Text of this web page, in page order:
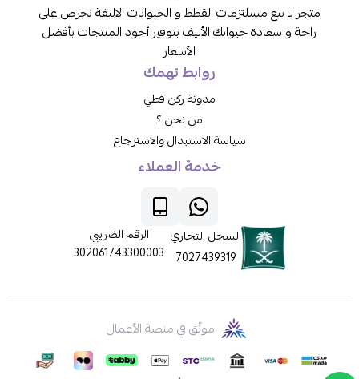
متجر لـ بيع مسلتزمات القطط و الحيوانات الاليفة نحرص على
راحة و سعادة حيوانك الأليف بتوفير أجود المنتجات بأفضل
الأسعار
روابط تهمك
مدونة ركن قطي
من نحن ؟
سياسة الاستبدال والاسترجاع
خدمة العملاء
السجل التجاري
7027439319
الرقم الضريبي
302061743300003
موثّق في منصة الأعمال